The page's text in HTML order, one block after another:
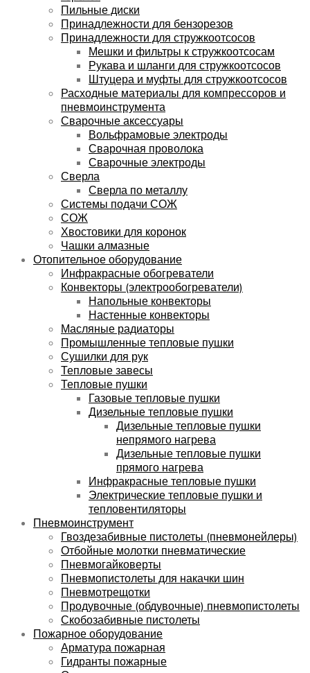
Пильные диски
Принадлежности для бензорезов
Принадлежности для стружкоотсосов
Мешки и фильтры к стружкоотсосам
Рукава и шланги для стружкоотсосов
Штуцера и муфты для стружкоотсосов
Расходные материалы для компрессоров и
пневмоинструмента
Сварочные аксессуары
Вольфрамовые электроды
Сварочная проволока
Сварочные электроды
Сверла
Сверла по металлу
Системы подачи СОЖ
СОЖ
Хвостовики для коронок
Чашки алмазные
Отопительное оборудование
Инфракрасные обогреватели
Конвекторы (электрообогреватели)
Напольные конвекторы
Настенные конвекторы
Масляные радиаторы
Промышленные тепловые пушки
Сушилки для рук
Тепловые завесы
Тепловые пушки
Газовые тепловые пушки
Дизельные тепловые пушки
Дизельные тепловые пушки
непрямого нагрева
Дизельные тепловые пушки
прямого нагрева
Инфракрасные тепловые пушки
Электрические тепловые пушки и
тепловентиляторы
Пневмоинструмент
Гвоздезабивные пистолеты (пневмонейлеры)
Отбойные молотки пневматические
Пневмогайковерты
Пневмопистолеты для накачки шин
Пневмотрещотки
Продувочные (обдувочные) пневмопистолеты
Скобозабивные пистолеты
Пожарное оборудование
Арматура пожарная
Гидранты пожарные